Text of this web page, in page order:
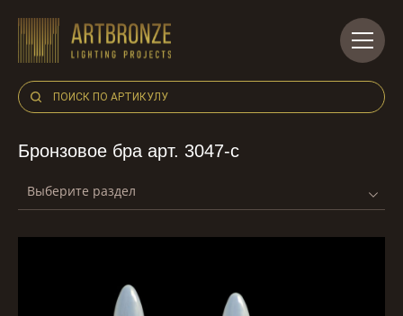
content
Бронзовое бра арт. 3047-c
Выберите раздел